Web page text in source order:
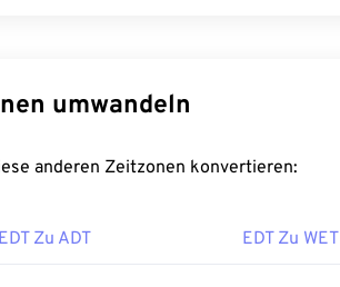
umwandeln
anderen Zeitzonen konvertieren:
EDT Zu ADT EDT Zu WET